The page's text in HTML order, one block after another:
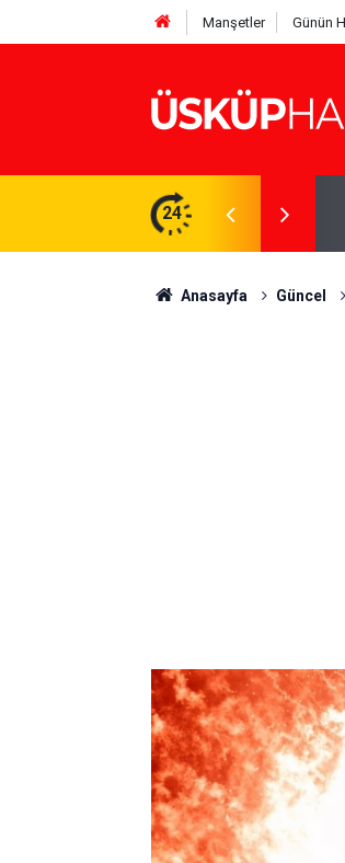
Manşetler Günün
24
Anasayfa Güncel